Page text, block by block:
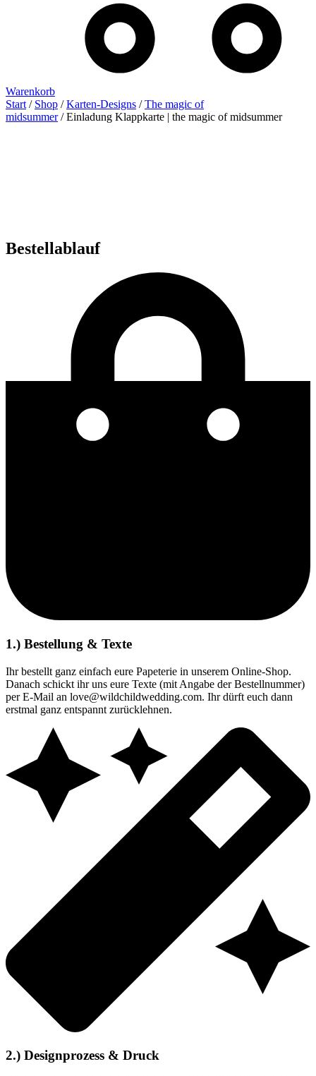
Warenkorb
Start / Shop /Karten-Designs /The magic of
midsummer/ Einladung Klappkarte | the magic of midsummer
Bestellablauf
1.) Bestellung & Texte
Ihr bestellt ganz einfach eure Papeterie in unserem Online-Shop.
Danach schickt ihr uns eure Texte (mit Angabe der Bestellnummer)
per E-Mail an love@wildchildwedding.com. Ihr dürft euch dann
erstmal ganz entspannt zurücklehnen.
2.) Designprozess & Druck